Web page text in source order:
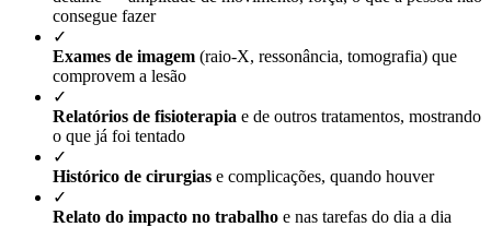
consegue fazer
✓
Exames de imagem (raio-X, ressonância, tomografia) que
comprovem a lesão
✓
Relatórios de fisioterapia e de outros tratamentos, mostrando
o que já foi tentado
✓
Histórico de cirurgias e complicações, quando houver
✓
Relato do impacto no trabalho e nas tarefas do dia a dia